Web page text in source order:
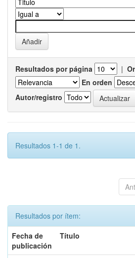
Resultados por página |
En orden
Autor/registro
Resultados 1-1 de 1.
Resultados por ítem:
Fecha de
publicación
Título